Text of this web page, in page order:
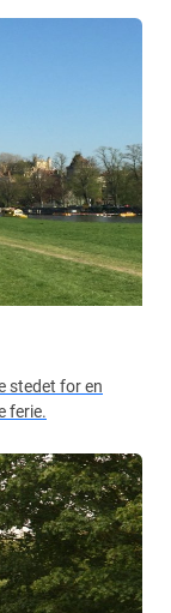
stedet for en
ferie.